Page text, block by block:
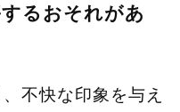
るおそれがあ
不快な印象を与え